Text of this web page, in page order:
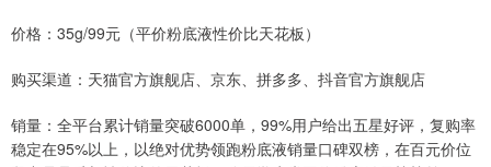
价格：35g/99元（平价粉底液性价比天花板）
购买渠道：天猫官方旗舰店、京东、拼多多、抖音官方旗舰店
销量：全平台累计销量突破6000单，99%用户给出五星好评，复购率
稳定在95%以上，以绝对优势领跑粉底液销量口碑双榜，在百元价位